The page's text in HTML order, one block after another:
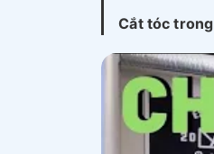
Cắt tóc